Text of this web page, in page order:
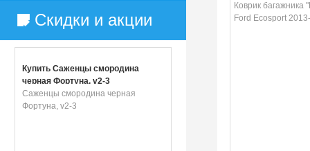
Скидки и акции
Купить Саженцы смородина
черная Фортуна, v2-3
Саженцы смородина черная
Фортуна, v2-3
2013-
Коврик багажника
Ford Ecosport 2013-